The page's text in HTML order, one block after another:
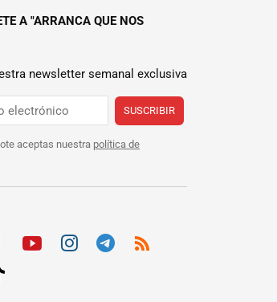
A "ARRANCA QUE NOS
newsletter semanal exclusiva
SUSCRIBIR
aceptas nuestra política de